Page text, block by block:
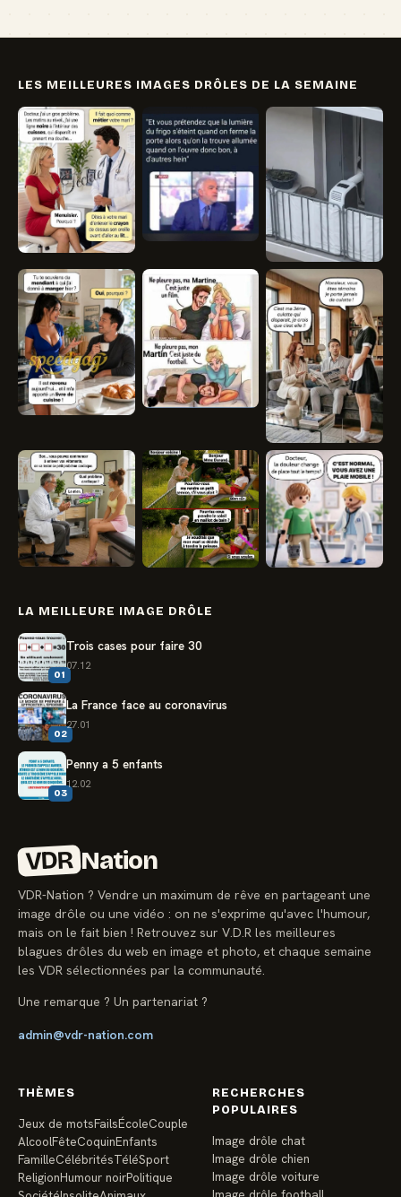
LES MEILLEURES IMAGES DRÔLES DE LA SEMAINE
LA MEILLEURE IMAGE DRÔLE
01
Trois cases pour faire 30
07.12
02
La France face au coronavirus
27.01
03
Penny a 5 enfants
12.02
VDR Nation
VDR-Nation ? Vendre un maximum de rêve en partageant une
image drôle ou une vidéo : on ne s'exprime qu'avec l'humour,
mais on le fait bien ! Retrouvez sur V.D.R les meilleures
blagues drôles du web en image et photo, et chaque semaine
les VDR sélectionnées par la communauté.
Une remarque ? Un partenariat ?
admin@vdr-nation.com
THÈMES
Jeux de motsFailsÉcoleCouple
AlcoolFêteCoquinEnfants
FamilleCélébritésTéléSport
ReligionHumour noirPolitique
RECHERCHES
POPULAIRES
Image drôle chat
Image drôle chien
Image drôle voiture